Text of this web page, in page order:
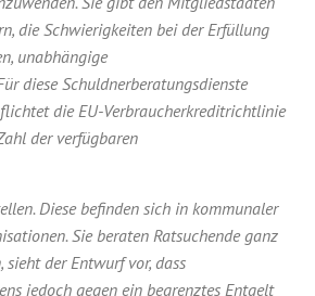
die Schwierigkeiten bei der Erfüllung
unabhängige
diese Schuldnerberatungsdienste
die EU-Verbraucherkreditrichtlinie
der verfügbaren
Diese befinden sich in kommunaler
Sie beraten Ratsuchende ganz
der Entwurf vor, dass
jedoch gegen ein begrenztes Entgelt